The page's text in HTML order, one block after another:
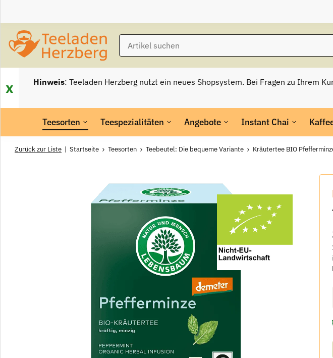
x Hinweis: Teeladen Herzberg nutzt ein neues Shopsystem. Bei Fragen zu Ihrem
Teesorten Teespezialitäten Angebote Instant Chai
Zurück zur Liste Startseite Teesorten Teebeutel: Die bequeme Variante Kräutertee BIO